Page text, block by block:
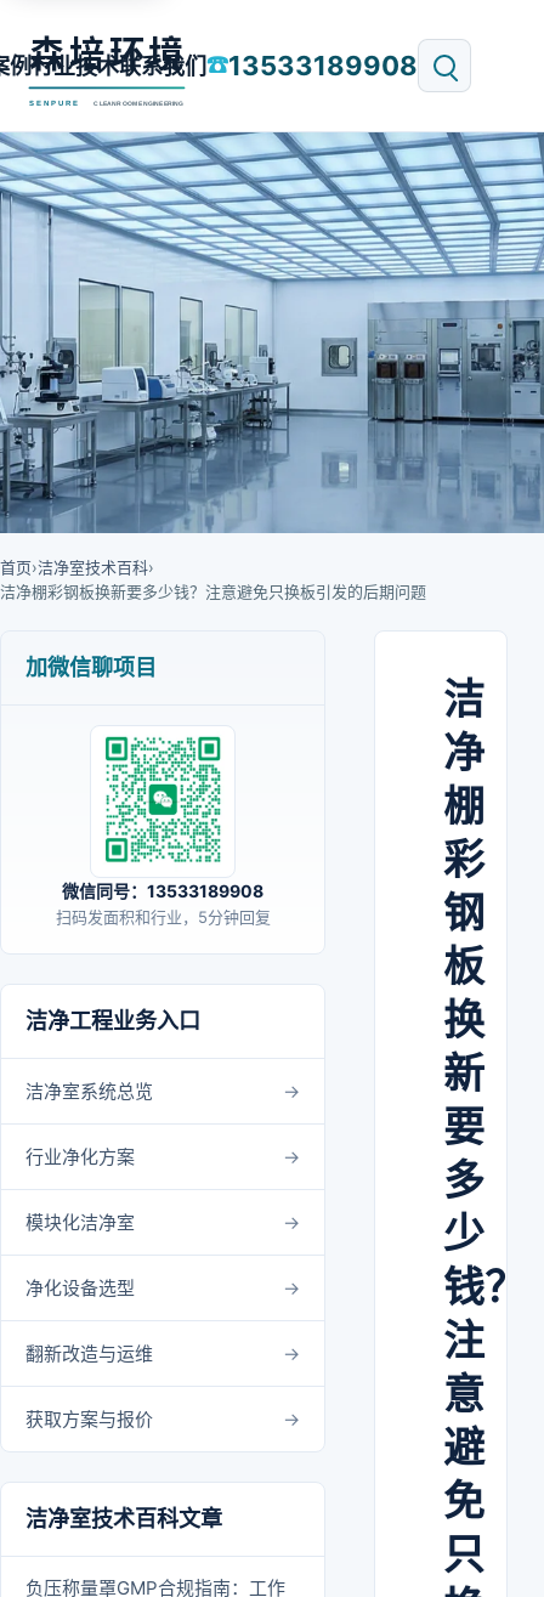
例行业技术联系我们☎13533189908
首页›洁净室技术百科›
洁净棚彩钢板换新要多少钱？注意避免只换板引发的后期问题
加微信聊项目
微信同号：13533189908
扫码发面积和行业，5分钟回复
洁净工程业务入口
洁净室系统总览
行业净化方案
模块化洁净室
净化设备选型
翻新改造与运维
获取方案与报价
洁净室技术百科文章
负压称量罩GMP合规指南：工作
洁
净
棚
彩
钢
板
换
新
要
多
少
钱？
注
意
避
免
只